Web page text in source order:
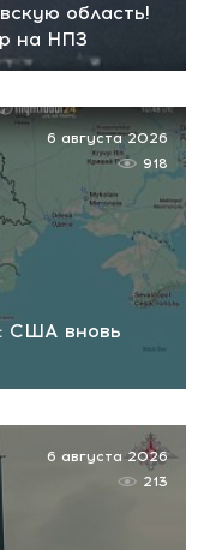
область!
на НПЗ
США вновь
6 августа 2026
918
6 августа 2026
213